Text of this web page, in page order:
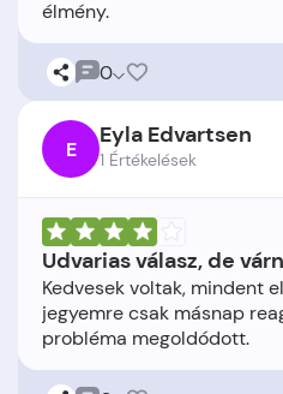
0
E Eyla Edvartsen
1 Értékelések
Udvarias válasz, de
Kedvesek voltak, mindent
jegyemre csak másnap